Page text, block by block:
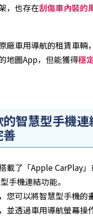
，也存在刮傷車內裝的
廠車用導航的租賃車輛
地圖App，但能獲得穩
智慧型手機
載了「Apple CarPlay
手機連結功能。
您可以將智慧型手機的
並透過車用導航螢幕操